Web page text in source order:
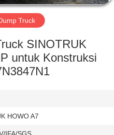
Truck
SINOTRUK
untuk Konstruksi
HOWO A7